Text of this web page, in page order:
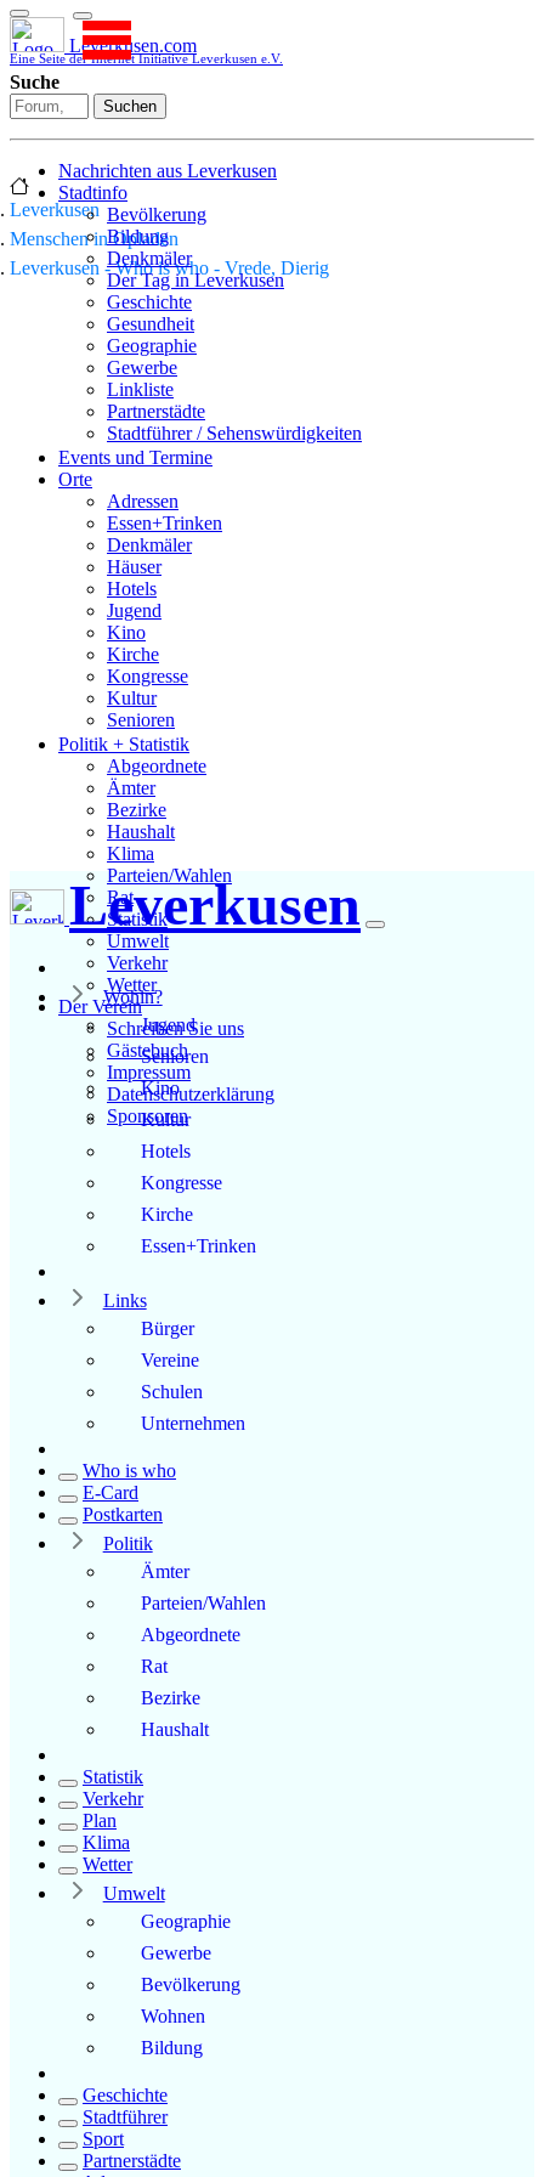
Leverkusen.com
Eine Seite der Internet Initiative Leverkusen e.V.
Suche
Suchen
Nachrichten aus Leverkusen
Stadtinfo
Bevölkerung
Bildung
Denkmäler
Der Tag in Leverkusen
Geschichte
Gesundheit
Geographie
Gewerbe
Linkliste
Partnerstädte
Stadtführer / Sehenswürdigkeiten
Stadtplan
Sport
Who is who
Wohnen
Events und Termine
Orte
Adressen
Essen+Trinken
Denkmäler
Häuser
Hotels
Jugend
Kino
Kirche
Kongresse
Kultur
Senioren
Stadtführer
Straßen
Politik + Statistik
Abgeordnete
Ämter
Bezirke
Haushalt
Klima
Parteien/Wahlen
Rat
Statistik
Umwelt
Verkehr
Wetter
Der Verein
Schreiben Sie uns
Gästebuch
Impressum
Datenschutzerklärung
Sponsoren
Leverkusen
Menschen in Opladen
Leverkusen - Who is who - Vrede, Dierig
Leverkusen
Wohin?
Jugend
Senioren
Kino
Kultur
Hotels
Kongresse
Kirche
Essen+Trinken
Links
Bürger
Vereine
Schulen
Unternehmen
Who is who
E-Card
Postkarten
Politik
Ämter
Parteien/Wahlen
Abgeordnete
Rat
Bezirke
Haushalt
Statistik
Verkehr
Plan
Klima
Wetter
Umwelt
Geographie
Gewerbe
Bevölkerung
Wohnen
Bildung
Geschichte
Stadtführer
Sport
Partnerstädte